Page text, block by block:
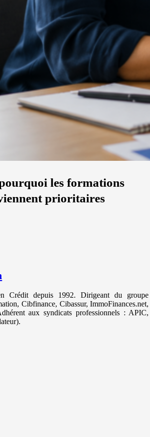
les formations
prioritaires
Crédit depuis 1992. Dirigeant du groupe
Cibfinance, Cibassur, ImmoFinances.net,
aux syndicats professionnels : APIC,